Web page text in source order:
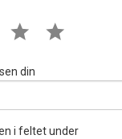
4 star 5 star
din
i feltet under